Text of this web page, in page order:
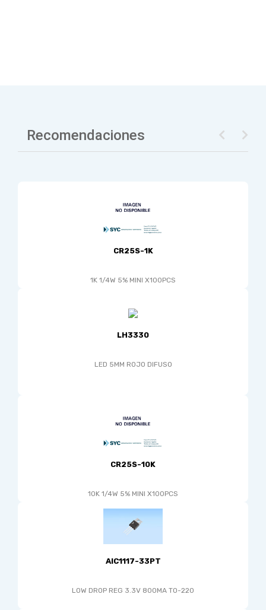
Recomendaciones
CR25S-1K
1K 1/4W 5% MINI X100PCS
LH3330
LED 5MM ROJO DIFUSO
CR25S-10K
10K 1/4W 5% MINI X100PCS
AIC1117-33PT
LOW DROP REG 3.3V 800MA TO-220